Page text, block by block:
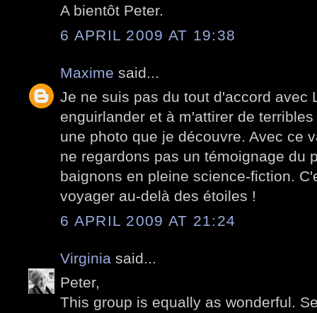
A bientôt Peter.
6 APRIL 2009 AT 19:38
Maxime said...
Je ne suis pas du tout d'accord avec
enguirlander et à m'attirer de
une photo que je découvre. Avec ce
ne regardons pas un témoignage du
baignons en pleine science-fiction.
voyager au-delà des étoiles !
6 APRIL 2009 AT 21:24
Virginia said...
Peter,
This group is equally as wonderful.